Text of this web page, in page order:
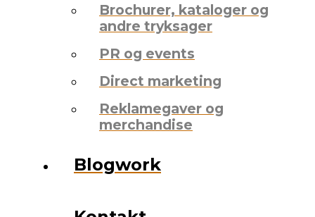
Brochurer, kataloger og
andre tryksager
PR og events
Direct marketing
Reklamegaver og
merchandise
Blogwork